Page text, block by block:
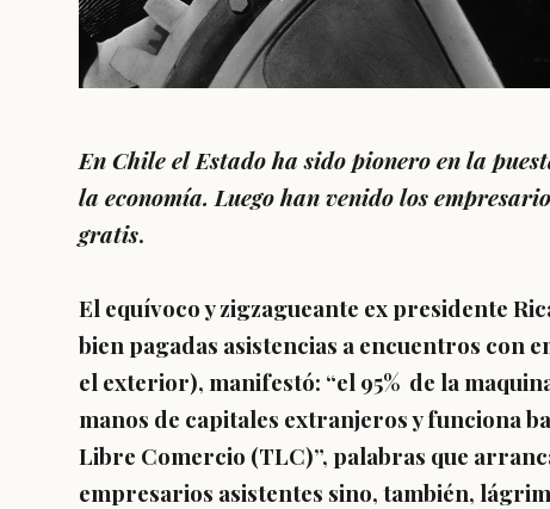
En Chile el Estado ha sido pionero en la
la economía. Luego han venido los
gratis.
El equívoco y zigzagueante ex presidente
bien pagadas asistencias a encuentros con
el exterior), manifestó: “el 95% de la
manos de capitales extranjeros y funciona
Libre Comercio (TLC)”, palabras que
empresarios asistentes sino, también,